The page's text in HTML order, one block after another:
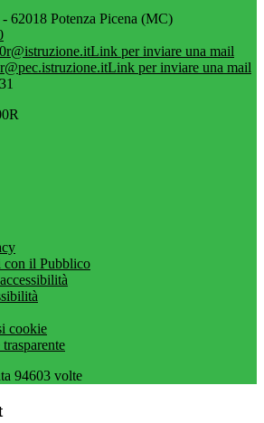
62018 Potenza Picena (MC)
Link per inviare una mail
Link per inviare una mail
il Pubblico
cookie
94603 volte